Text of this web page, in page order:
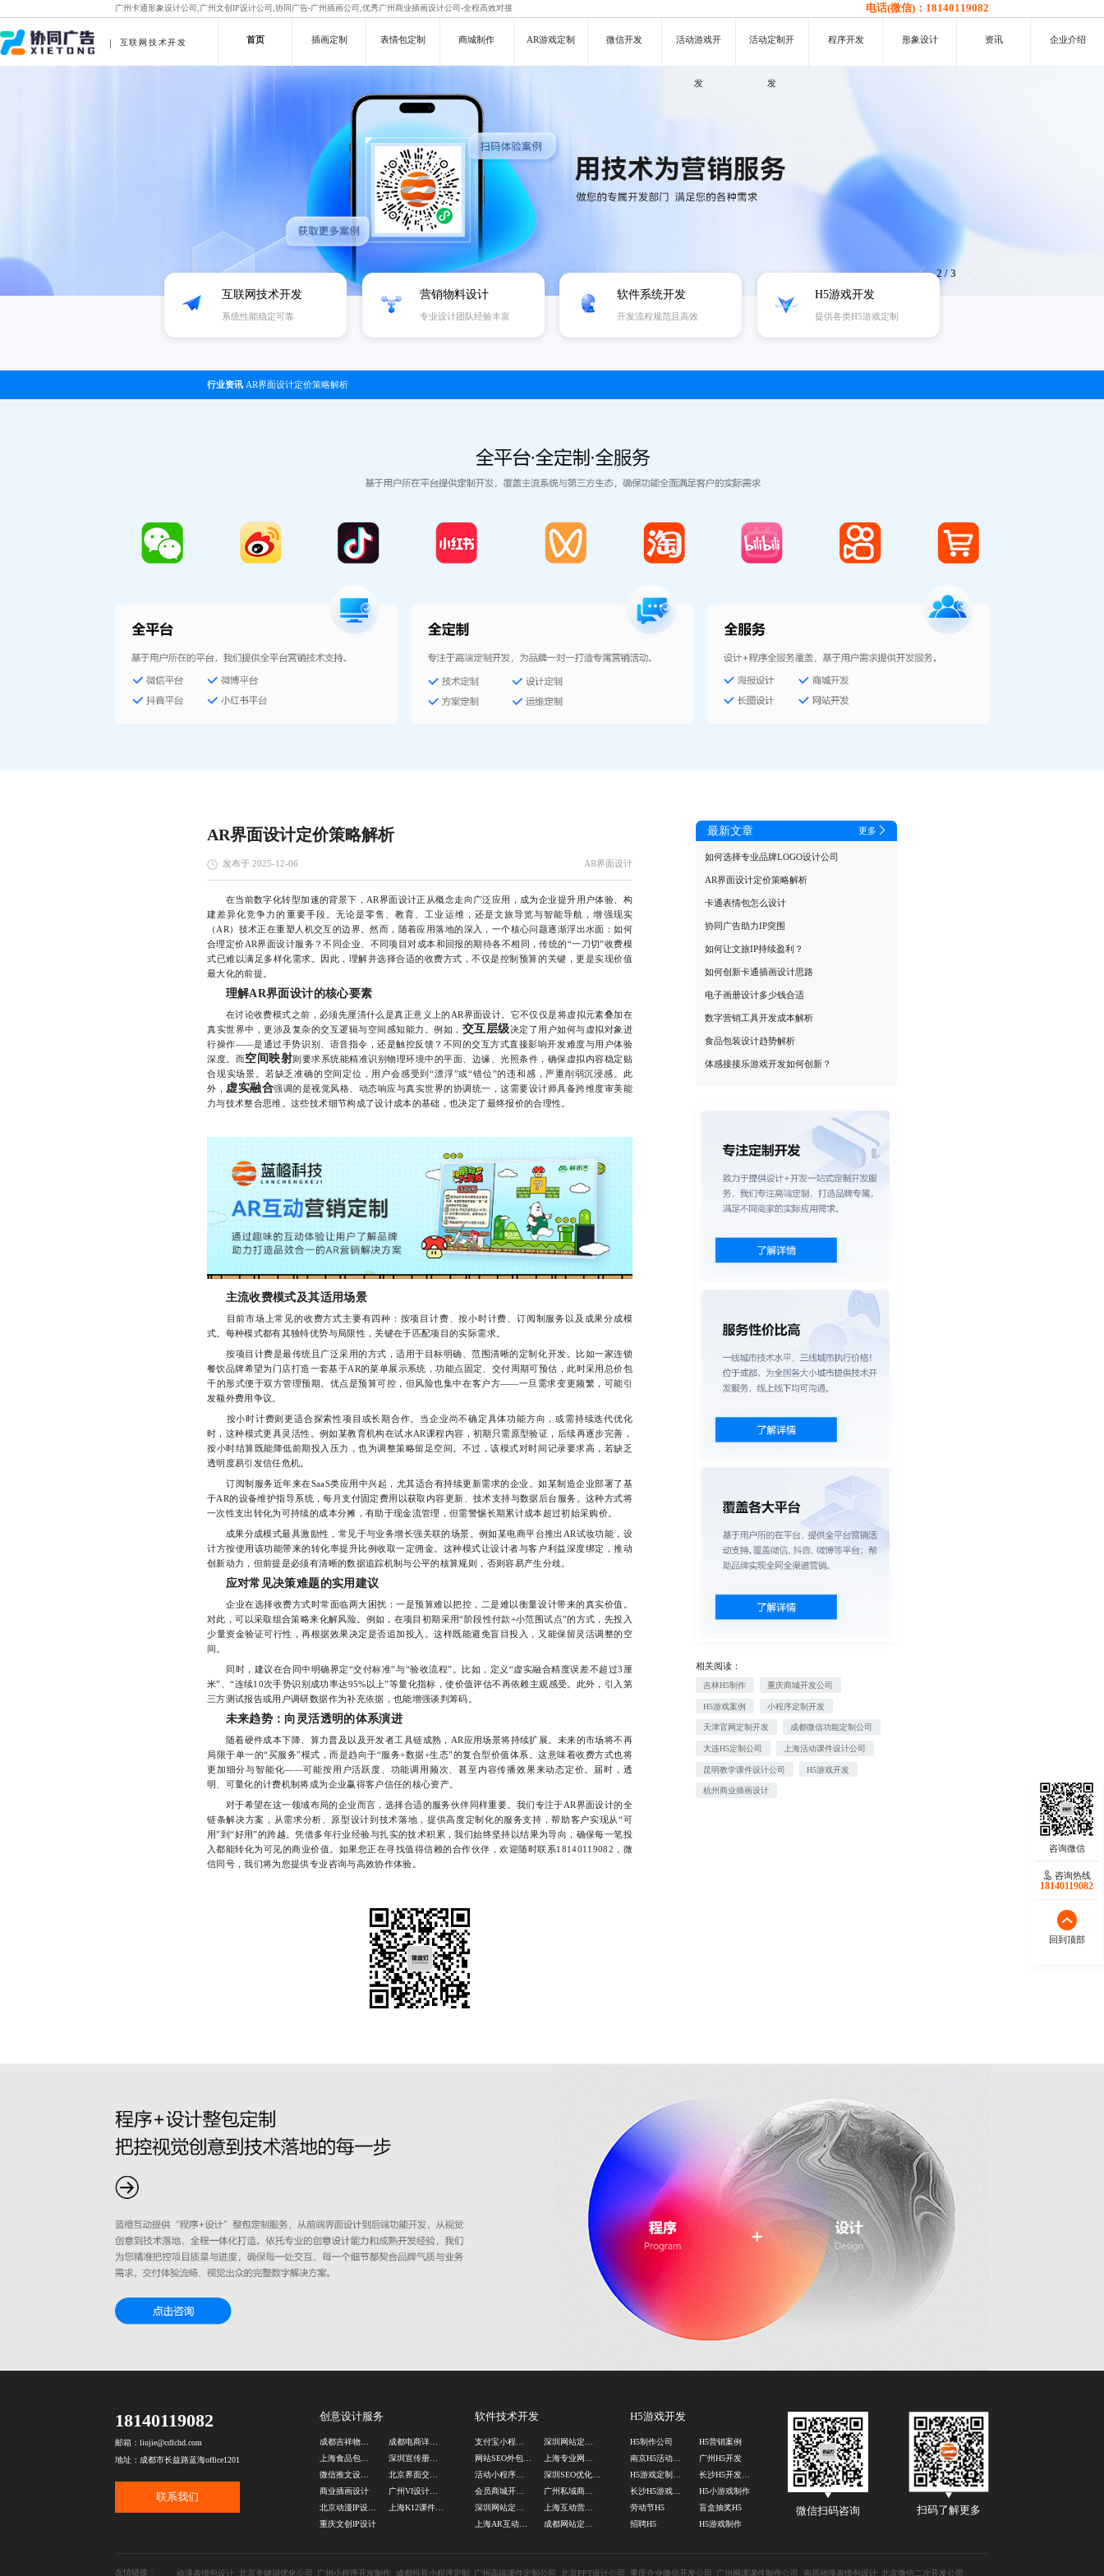
广州卡通形象设计公司,广州文创IP设计公司,协同广告-广州插画公司,优秀广州商业插画设计公司-全程高效对接 电话(微信)： 18140119082
互联网技术开发 首页 插画定制 表情包定制 商城制作 AR游戏定制 微信开发 活动游戏开
发
活动定制开
发
程序开发 形象设计 资讯 企业介绍
3/3
互联网技术开发
系统性能稳定可靠
营销物料设计
专业设计团队经验丰富
软件系统开发
开发流程规范且高效
H5游戏开发
提供各类H5游戏定制
行业资讯 AR界面设计定价策略解析
AR界面设计定价策略解析
发布于 2025-12-06 AR界面设计
在当前数字化转型加速的背景下，AR界面设计正从概念走向广泛应用，成为企业提升用户体验、构
建差异化竞争力的重要手段。无论是零售、教育、工业运维，还是文旅导览与智能导航，增强现实
（AR）技术正在重塑人机交互的边界。然而，随着应用落地的深入，一个核心问题逐渐浮出水面：如何
合理定价AR界面设计服务？不同企业、不同项目对成本和回报的期待各不相同，传统的“一刀切”收费模
式已难以满足多样化需求。因此，理解并选择合适的收费方式，不仅是控制预算的关键，更是实现价值
最大化的前提。
理解AR界面设计的核心要素
在讨论收费模式之前，必须先厘清什么是真正意义上的AR界面设计。它不仅仅是将虚拟元素叠加在
真实世界中，更涉及复杂的交互逻辑与空间感知能力。例如， 交互层级决定了用户如何与虚拟对象进
行操作——是通过手势识别、语音指令，还是触控反馈？不同的交互方式直接影响开发难度与用户体验
深度。而空间映射则要求系统能精准识别物理环境中的平面、边缘、光照条件，确保虚拟内容稳定贴
合现实场景。若缺乏准确的空间定位，用户会感受到“漂浮”或“错位”的违和感，严重削弱沉浸感。此
外， 虚实融合强调的是视觉风格、动态响应与真实世界的协调统一，这需要设计师具备跨维度审美能
力与技术整合思维。这些技术细节构成了设计成本的基础，也决定了最终报价的合理性。
主流收费模式及其适用场景
目前市场上常见的收费方式主要有四种：按项目计费、按小时计费、订阅制服务以及成果分成模
式。每种模式都有其独特优势与局限性，关键在于匹配项目的实际需求。
按项目计费是最传统且广泛采用的方式，适用于目标明确、范围清晰的定制化开发。比如一家连锁
餐饮品牌希望为门店打造一套基于AR的菜单展示系统，功能点固定、交付周期可预估，此时采用总价包
干的形式便于双方管理预期。优点是预算可控，但风险也集中在客户方——一旦需求变更频繁，可能引
发额外费用争议。
按小时计费则更适合探索性项目或长期合作。当企业尚不确定具体功能方向，或需持续迭代优化
时，这种模式更具灵活性。例如某教育机构在试水AR课程内容，初期只需原型验证，后续再逐步完善，
按小时结算既能降低前期投入压力，也为调整策略留足空间。不过，该模式对时间记录要求高，若缺乏
透明度易引发信任危机。
订阅制服务近年来在SaaS类应用中兴起，尤其适合有持续更新需求的企业。如某制造企业部署了基
于AR的设备维护指导系统，每月支付固定费用以获取内容更新、技术支持与数据后台服务。这种方式将
一次性支出转化为可持续的成本分摊，有助于现金流管理，但需警惕长期累计成本超过初始采购价。
成果分成模式最具激励性，常见于与业务增长强关联的场景。例如某电商平台推出AR试妆功能，设
计方按使用该功能带来的转化率提升比例收取一定佣金。这种模式让设计者与客户利益深度绑定，推动
创新动力，但前提是必须有清晰的数据追踪机制与公平的核算规则，否则容易产生分歧。
应对常见决策难题的实用建议
企业在选择收费方式时常面临两大困扰：一是预算难以把控，二是难以衡量设计带来的真实价值。
对此，可以采取组合策略来化解风险。例如，在项目初期采用“阶段性付款+小范围试点”的方式，先投入
少量资金验证可行性，再根据效果决定是否追加投入。这样既能避免盲目投入，又能保留灵活调整的空
间。
同时，建议在合同中明确界定“交付标准”与“验收流程”。比如，定义“虚实融合精度误差不超过3厘
米”、“连续10次手势识别成功率达95%以上”等量化指标，使价值评估不再依赖主观感受。此外，引入第
三方测试报告或用户调研数据作为补充依据，也能增强谈判筹码。
未来趋势：向灵活透明的体系演进
随着硬件成本下降、算力普及以及开发者工具链成熟，AR应用场景将持续扩展。未来的市场将不再
局限于单一的“买服务”模式，而是趋向于“服务+数据+生态”的复合型价值体系。这意味着收费方式也将
更加细分与智能化——可能按用户活跃度、功能调用频次、甚至内容传播效果来动态定价。届时，透
明、可量化的计费机制将成为企业赢得客户信任的核心资产。
对于希望在这一领域布局的企业而言，选择合适的服务伙伴同样重要。我们专注于AR界面设计的全
链条解决方案，从需求分析、原型设计到技术落地，提供高度定制化的服务支持，帮助客户实现从“可
用”到“好用”的跨越。凭借多年行业经验与扎实的技术积累，我们始终坚持以结果为导向，确保每一笔投
入都能转化为可见的商业价值。如果您正在寻找值得信赖的合作伙伴，欢迎随时联系18140119082，微
信同号，我们将为您提供专业咨询与高效协作体验。
最新文章 更多
如何选择专业品牌LOGO设计公司
AR界面设计定价策略解析
卡通表情包怎么设计
协同广告助力IP突围
如何让文旅IP持续盈利？
如何创新卡通插画设计思路
电子画册设计多少钱合适
数字营销工具开发成本解析
食品包装设计趋势解析
体感接接乐游戏开发如何创新？
相关阅读：
吉林H5制作 重庆商城开发公司
H5游戏案例 小程序定制开发
天津官网定制开发 成都微信功能定制公司
大连H5定制公司 上海活动课件设计公司
昆明教学课件设计公司 H5游戏开发
杭州商业插画设计
咨询热线
18140119082
回到顶部
18140119082
邮箱：liujie@cdlchd.com
地址：成都市长益路蓝海office1201
联系我们
创意设计服务
成都吉祥物设计公司
成都电商详情页设计
上海食品包装设计
深圳宣传册设计公司
微信推文设计公司
北京界面交互设计公司
商业插画设计
广州VI设计公司
北京动漫IP设计公司
上海K12课件制作
重庆文创IP设计
软件技术开发
支付宝小程序制作公司
深圳网站定制公司
网站SEO外包公司
上海专业网站开发
活动小程序定制
深圳SEO优化外包
会员商城开发公司
广州私域商城开发公司
深圳网站定制开发
上海互动营销游戏定制
上海AR互动游戏制作
成都网站定制公司
H5游戏开发
H5制作公司
H5营销案例
南京H5活动制作
广州H5开发
H5游戏定制公司
长沙H5开发制作公司
长沙H5游戏开发
H5小游戏制作
劳动节H5
盲盒抽奖H5
招聘H5
H5游戏制作
微信扫码咨询 扫码了解更多
友情链接： 动漫表情包设计 北京关键词优化公司 广州小程序开发制作 成都抖音小程序定制 广州高端课件定制公司 北京PPT设计公司 重庆企业微信开发公司 广州网课课件制作公司 南昌动漫表情包设计 北京微信二次开发公司